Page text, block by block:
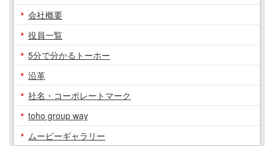
会社概要
役員一覧
5分で分かるトーホー
沿革
社名・コーポレートマーク
toho group way
ムービーギャラリー